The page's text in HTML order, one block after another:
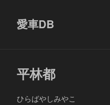
愛車DB
平林都
ひらばやしみやこ